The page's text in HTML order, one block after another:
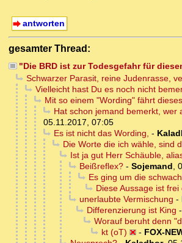
antworten
gesamter Thread:
"Die BRD ist zur Todesgefahr für
Schwarzer Parasit, reine Judenrasse,
Vielleicht hast Du es noch nicht
Mit so einem "Wording" fährt
Hat schon jemand bemerkt, wer
05.11.2017, 07:05
Es ist nicht das Wording, -
Die Worte die ich wähle, sind
Ist ja gut Herr Schäuble,
Beißreflex?- Sojemand,
Es ging um die
Diese Aussage ist frei
unerlaubte Vermischung -
Differenzierung ist King -
Worauf beruht denn
kt (oT)
- FOX-